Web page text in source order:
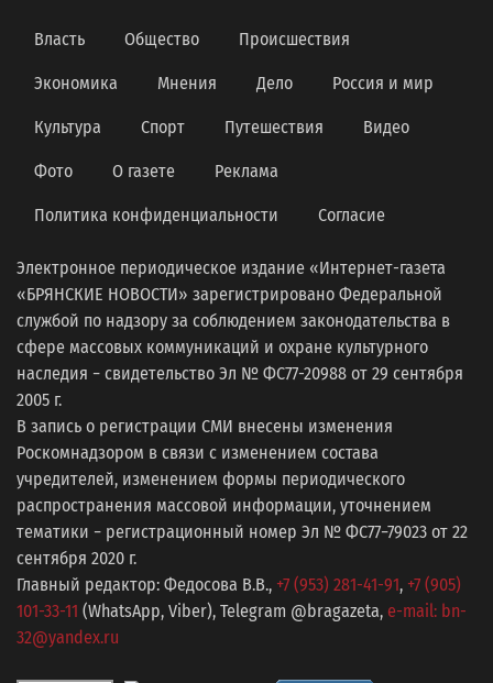
Власть Общество Происшествия
Экономика Мнения Дело Россия и мир
Культура Спорт Путешествия Видео
Фото О газете Реклама
Политика конфиденциальности Согласие
Электронное периодическое издание «Интернет-газета
«БРЯНСКИЕ НОВОСТИ» зарегистрировано Федеральной
службой по надзору за соблюдением законодательства в
сфере массовых коммуникаций и охране культурного
наследия − свидетельство Эл № ФС77-20988 от 29 сентября
2005 г.
В запись о регистрации СМИ внесены изменения
Роскомнадзором в связи с изменением состава
учредителей, изменением формы периодического
распространения массовой информации, уточнением
тематики − регистрационный номер Эл № ФС77−79023 от 22
сентября 2020 г.
Главный редактор: Федосова В.В., +7 (953) 281-41-91, +7 (905)
101-33-11 (WhatsApp, Viber), Telegram @bragazeta, e-mail: bn-
32@yandex.ru